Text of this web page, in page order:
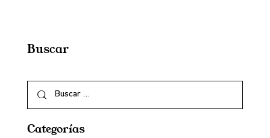
Buscar
Categorías